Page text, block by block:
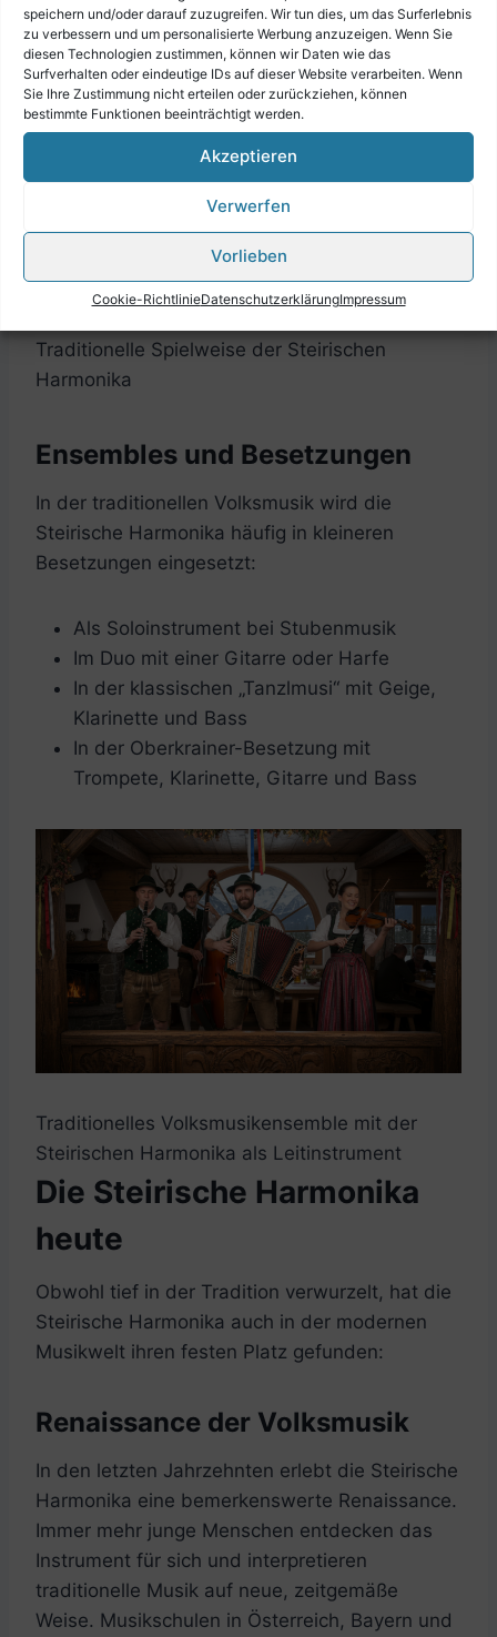
speichern und/oder darauf zuzugreifen. Wir tun dies, um das Surferlebnis
zu verbessern und um personalisierte Werbung anzuzeigen. Wenn Sie
diesen Technologien zustimmen, können wir Daten wie das
Surfverhalten oder eindeutige IDs auf dieser Website verarbeiten. Wenn
Sie Ihre Zustimmung nicht erteilen oder zurückziehen, können
bestimmte Funktionen beeinträchtigt werden.
Akzeptieren
Verwerfen
Vorlieben
Cookie-RichtlinieDatenschutzerklärungImpressum
Traditionelle Spielweise der Steirischen
Harmonika
Ensembles und Besetzungen
In der traditionellen Volksmusik wird die
Steirische Harmonika häufig in kleineren
Besetzungen eingesetzt:
Als Soloinstrument bei Stubenmusik
Im Duo mit einer Gitarre oder Harfe
In der klassischen „Tanzlmusi“ mit Geige,
Klarinette und Bass
In der Oberkrainer-Besetzung mit
Trompete, Klarinette, Gitarre und Bass
Traditionelles Volksmusikensemble mit der
Steirischen Harmonika als Leitinstrument
Die Steirische Harmonika
heute
Obwohl tief in der Tradition verwurzelt, hat die
Steirische Harmonika auch in der modernen
Musikwelt ihren festen Platz gefunden:
Renaissance der Volksmusik
In den letzten Jahrzehnten erlebt die Steirische
Harmonika eine bemerkenswerte Renaissance.
Immer mehr junge Menschen entdecken das
Instrument für sich und interpretieren
traditionelle Musik auf neue, zeitgemäße
Weise. Musikschulen in Österreich, Bayern und